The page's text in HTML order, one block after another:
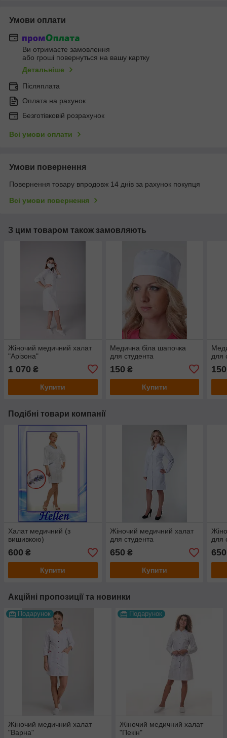
Умови оплати
Ви отримаєте замовлення
або гроші повернуться на вашу картку
Детальніше
Післяплата
Оплата на рахунок
Безготівковій розрахунок
Всі умови оплати
Умови повернення
Повернення товару впродовж 14 днів за рахунок покупця
Всі умови повернення
З цим товаром також замовляють
Жіночий медичний халат
"Арізона"
1 070 ₴
Купити
Медична біла шапочка
для студента
150 ₴
Купити
для
150
Подібні товари компанії
Халат медичний (з
вишивкою)
600 ₴
Купити
Жіночий медичний халат
для студента
650 ₴
Купити
для
650
Акційні пропозиції та новинки
Подарунок
Жіночий медичний халат
"Варна"
Подарунок
Жіночий медичний халат
"Пекін"